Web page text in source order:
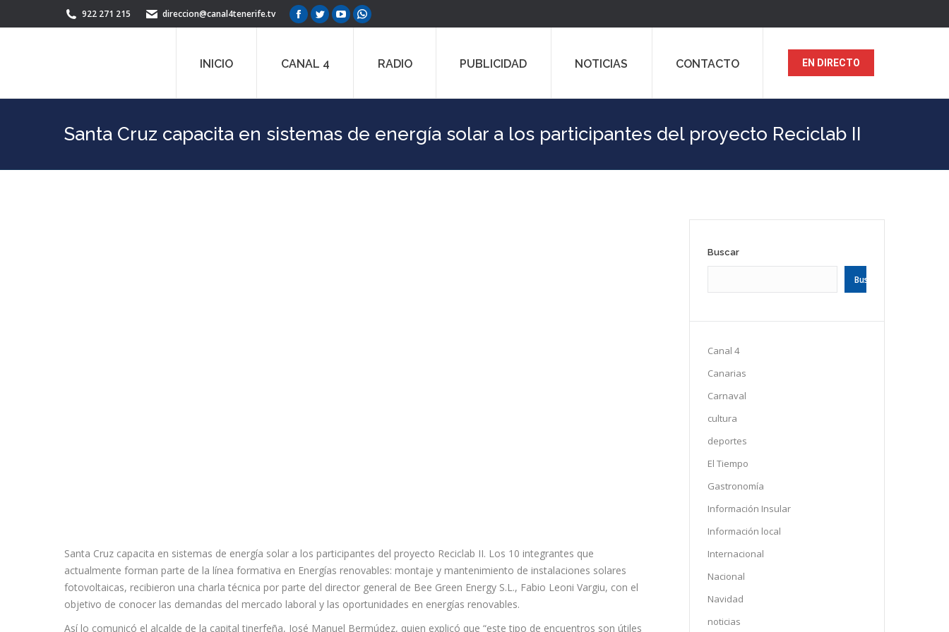
922 271 215 direccion@canal4tenerife.tv
Facebook
opens
new
Twitter
opens
new
YouTube
new
Whatsapp
opens
new
INICIO CANAL 4 RADIO PUBLICIDAD NOTICIAS CONTACTO EN DIRECTO
Santa Cruz capacita en sistemas de energía solar a los participantes del proyecto Reciclab II
Santa Cruz capacita en sistemas de energía solar a los participantes del proyecto Reciclab II. Los 10 integrantes que
actualmente forman parte de la línea formativa en Energías renovables: montaje y mantenimiento de instalaciones solares
fotovoltaicas, recibieron una charla técnica por parte del director general de Bee Green Energy S.L., Fabio Leoni Vargiu, con el
objetivo de conocer las demandas del mercado laboral y las oportunidades en energías renovables.
Así lo comunicó el alcalde de la capital tinerfeña, José Manuel Bermúdez, quien explicó que “este tipo de encuentros son útiles
Buscar
Buscar
Canal 4
Canarias
Carnaval
cultura
deportes
El Tiempo
Gastronomía
Información Insular
Información local
Internacional
Nacional
Navidad
noticias